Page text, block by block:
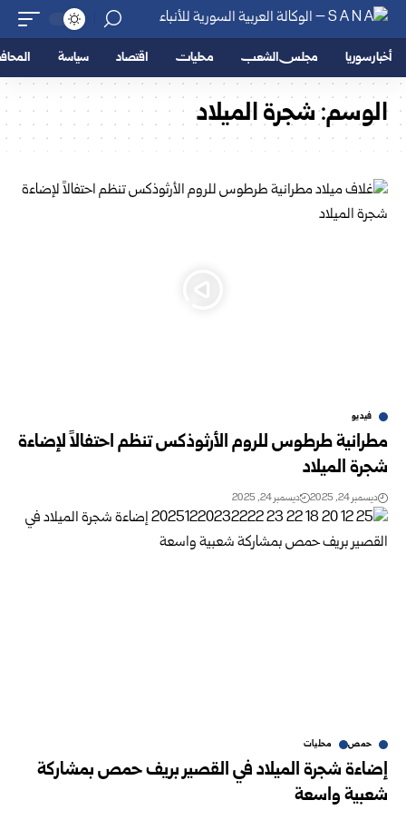
أخبار سوريا مجلس الشعب محليات اقتصاد سياسة
الوسم:شجرة الميلاد
فيديو
مطرانية طرطوس للروم الأرثوذكس تنظم احتفالاً لإضاءة
شجرة الميلاد
ديسمبر 24, 2025 ديسمبر 24, 2025
حمص محليات
إضاءة شجرة الميلاد في القصير بريف حمص بمشاركة
شعبية واسعة